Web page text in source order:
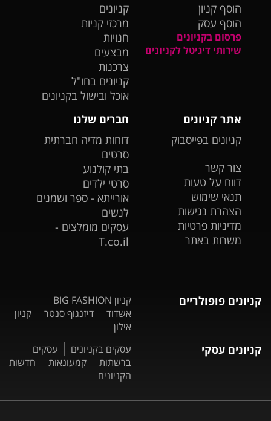
הוסף קניון
הוסף עסק
פרסום בקניונים
שירותי דיגיטל לקניונים
קניונים
מרכזי קניות
חנויות
מבצעים
צרכנות
קניונים בחו"ל
אוכל ובישול בקניונים
אתר קניונים
קניונים בפייסבוק
צור קשר
דווח על טעות
תנאי שימוש
הצהרת נגישות
מדיניות פרטיות
משרות באתר
חברים שלנו
דוחות מדיה חברתית
סרטים
בתי קולנוע
סרטי ילדים
אורייתא - ספר ושמנים
לנשים
עסקים מומלצים -
T.co.il
קניונים פופולריים
קניון BIG FASHION
אשדוד
דיזנגוף סנטר
קניון
אילון
קניונים עסקי עסקים בקניונים
עסקים
ברשתות
קמעונאות
חדשות
הקניונים